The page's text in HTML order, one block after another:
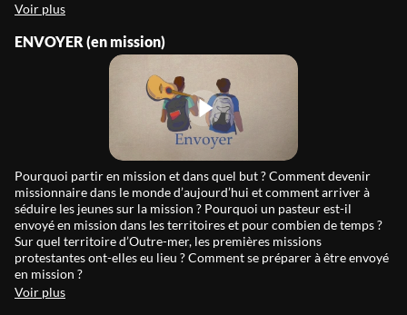
Voir plus
ENVOYER (en mission)
Pourquoi partir en mission et dans quel but ? Comment devenir
missionnaire dans le monde d’aujourd’hui et comment arriver à
séduire les jeunes sur la mission ? Pourquoi un pasteur est-il
envoyé en mission dans les territoires et pour combien de temps ?
Sur quel territoire d’Outre-mer, les premières missions
protestantes ont-elles eu lieu ? Comment se préparer à être envoyé
en mission ?
Voir plus